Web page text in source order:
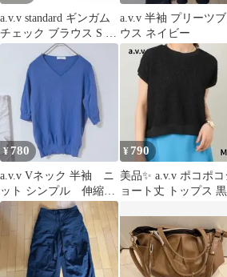
a.v.v standard ギンガム
チェック ブラウス S 七
分袖 美品
a.v.v 半袖 プリーツブ
ウス ネイビー
¥780
a.v.v Vネック 半袖 ニ
ット シンプル 伸縮性
あり無地 ブルー系
XS
¥ 790
美品✨ a.v.v ポコポコ
ョート丈 トップス 黒